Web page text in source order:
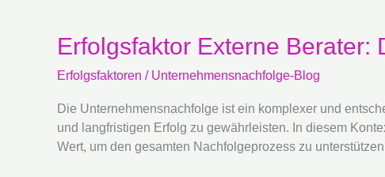
Erfolgsfaktor Externe
Erfolgsfaktoren / Unternehmensnachfolge-Blog
Die Unternehmensnachfolge ist ein komplexer und
und langfristigen Erfolg zu gewährleisten. In diesem
Wert, um den gesamten Nachfolgeprozess zu
Erfolgsfaktor
Externe
Berater:
Rolle
von
Experten